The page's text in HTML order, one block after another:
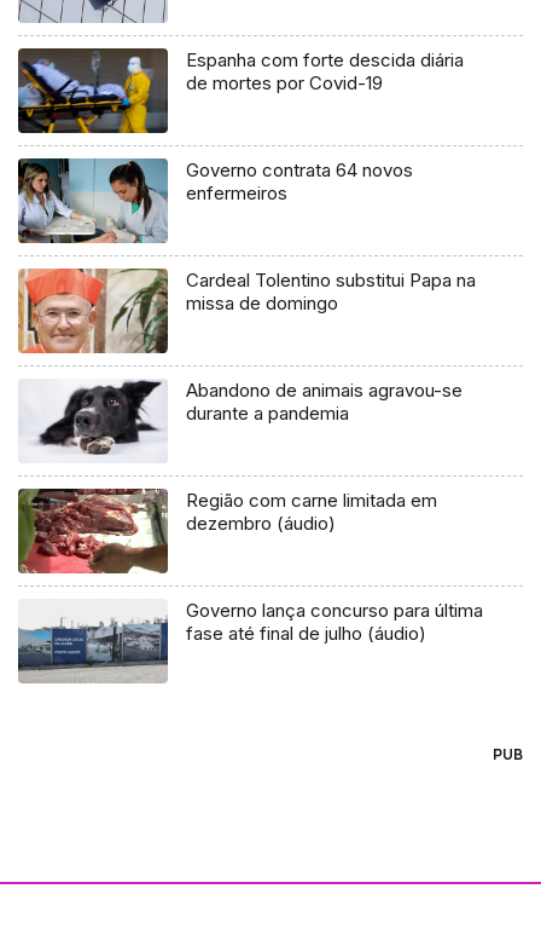
Espanha com forte descida diária
de mortes por Covid-19
Governo contrata 64 novos
enfermeiros
Cardeal Tolentino substitui Papa na
missa de domingo
Abandono de animais agravou-se
durante a pandemia
Região com carne limitada em
dezembro (áudio)
Governo lança concurso para última
fase até final de julho (áudio)
PUB